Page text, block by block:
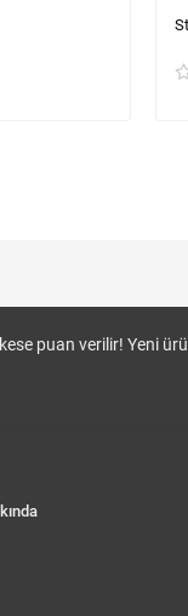
puan verilir! Yeni